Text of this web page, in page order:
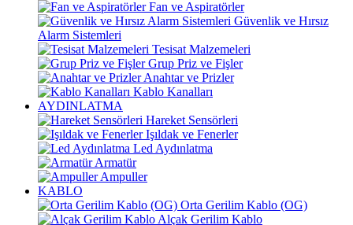
Fan ve Aspiratörler
Güvenlik ve Hırsız
Alarm Sistemleri
Tesisat Malzemeleri
Grup Priz ve Fişler
Anahtar ve Prizler
Kablo Kanalları
AYDINLATMA
Hareket Sensörleri
Işıldak ve Fenerler
Led Aydınlatma
Armatür
Ampuller
KABLO
Orta Gerilim Kablo (OG)
Alçak Gerilim Kablo